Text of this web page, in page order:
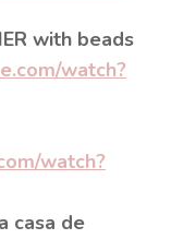
with beads
watch?
watch?
casa de